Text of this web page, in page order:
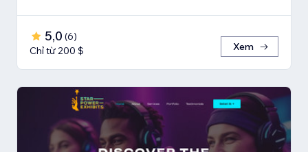
5,0 (6)
Chỉ từ 200 $
Xem